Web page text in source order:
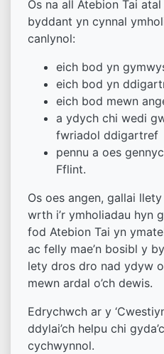
Os na all Atebion Tai
byddant yn cynnal
canlynol:
eich bod yn
eich bod yn
eich bod mewn
a ydych chi wedi
fwriadol ddigartref
pennu a oes
Fflint.
Os oes angen, gallai
wrth i’r ymholiadau hyn
fod Atebion Tai yn
ac felly mae’n bosibl y
lety dros dro nad ydyw
mewn ardal o’ch dewis.
Edrychwch ar y
ddylai’ch helpu chi
cychwynnol.